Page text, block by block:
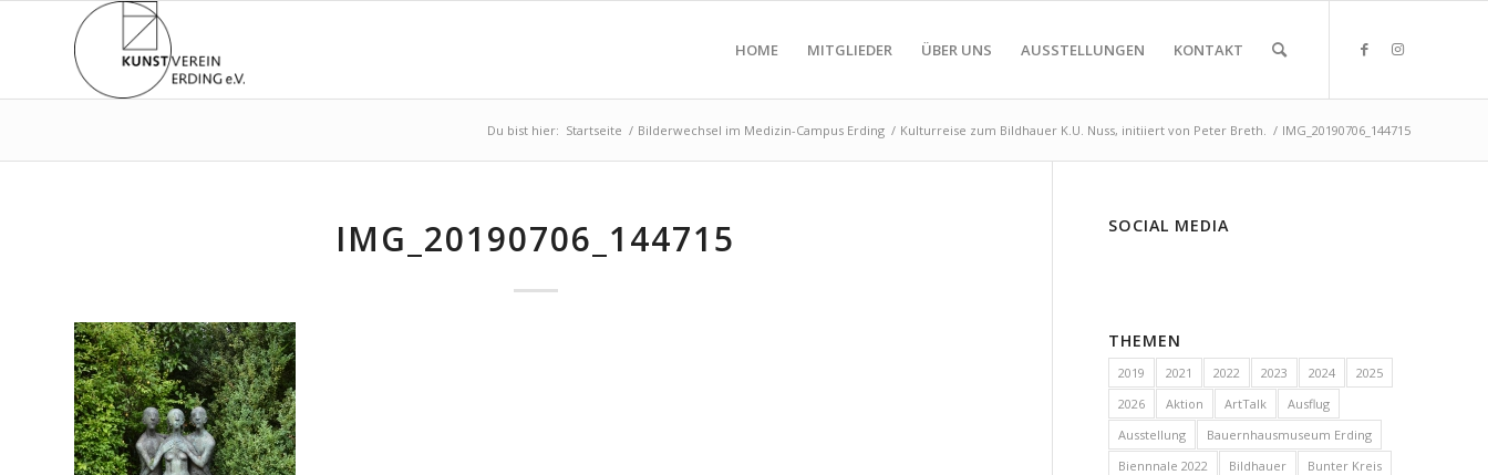
HOME MITGLIEDER ÜBER UNS AUSSTELLUNGEN KONTAKT
Du bist hier: Startseite / Bilderwechsel im Medizin-Campus Erding / Kulturreise zum Bildhauer K.U. Nuss, initiiert von Peter Breth. / IMG_20190706_144715
IMG_20190706_144715 SOCIAL MEDIA
THEMEN
2019 2021 2022 2023 2024
2025
2026
Aktion ArtTalk
Ausflug
Ausstellung
Bauernhausmuseum Erding
Biennnale 2022
Bildhauer
Bunter Kreis